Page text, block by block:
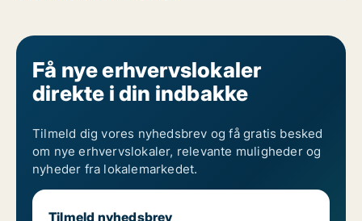
Få nye erhvervslokaler
direkte i din indbakke
Tilmeld dig vores nyhedsbrev og få gratis besked
om nye erhvervslokaler, relevante muligheder og
nyheder fra lokalemarkedet.
Tilmeld nyhedsbrev